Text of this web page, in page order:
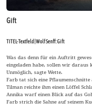
Gift
TITEL-Textfeld | Wolf Senff: Gift
Was das denn für ein Auftritt
eingeladen habe, sollen wir daraus
Unmöglich, sagte Wette.
Farb tat sich eine Pflaumenschnitte
Tilman reichte ihm einen Löffel
Annika warf einen Blick auf das
Farb strich die Sahne auf seinem